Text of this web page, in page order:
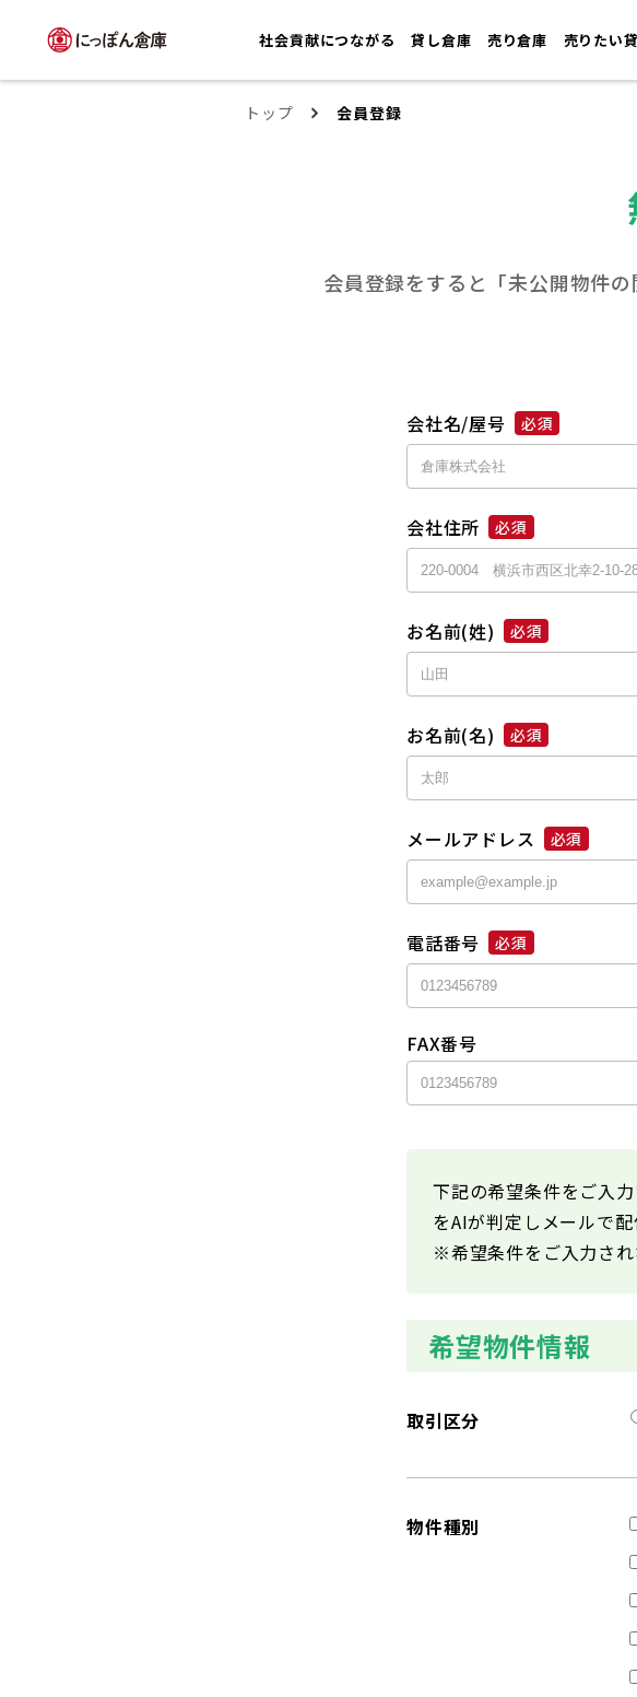
社会貢献につながる 貸し倉庫 売り倉庫 売りたい
トップ 会員登録
会員登録をすると「未公開物件の
会社名/屋号 必須
会社住所 必須
お名前(姓) 必須
お名前(名) 必須
メールアドレス 必須
電話番号 必須
FAX番号
下記の希望条件をご入
をAIが判定しメールで配
※希望条件をご入力され
希望物件情報
取引区分
物件種別